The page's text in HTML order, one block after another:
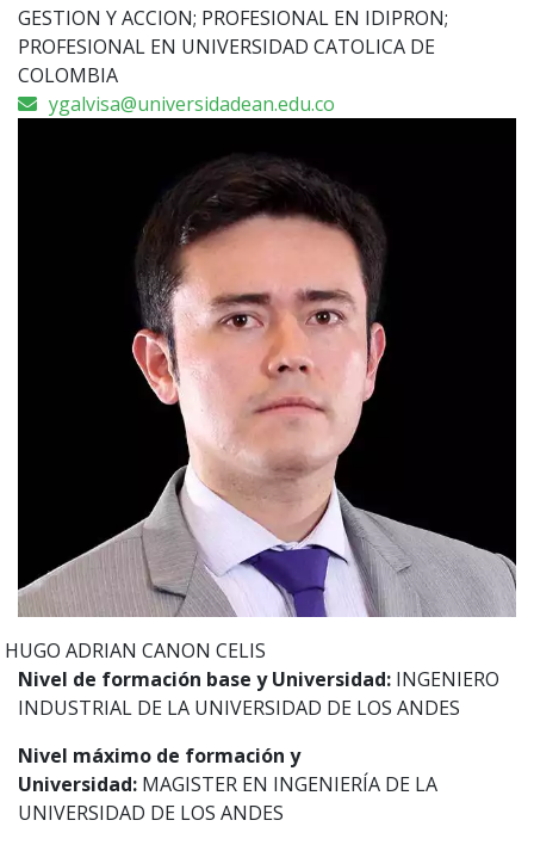
GESTION Y ACCION; PROFESIONAL EN IDIPRON;
PROFESIONAL EN UNIVERSIDAD CATOLICA DE
COLOMBIA
ygalvisa@universidadean.edu.co
HUGO ADRIAN CANON CELIS
Nivel de formación base y Universidad: INGENIERO
INDUSTRIAL DE LA UNIVERSIDAD DE LOS ANDES
Nivel máximo de formación y
Universidad: MAGISTER EN INGENIERÍA DE LA
UNIVERSIDAD DE LOS ANDES